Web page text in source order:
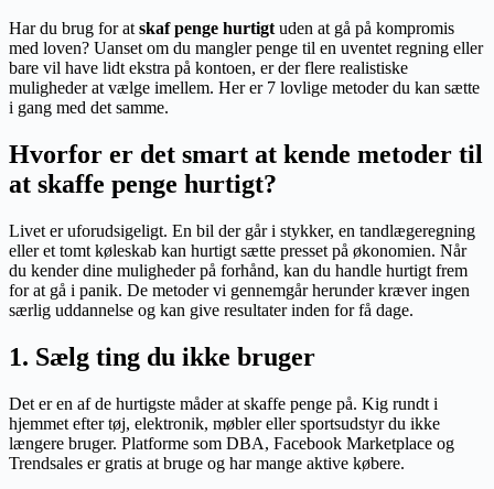
Har du brug for at skaf penge hurtigt uden at gå på kompromis
med loven? Uanset om du mangler penge til en uventet regning eller
bare vil have lidt ekstra på kontoen, er der flere realistiske
muligheder at vælge imellem. Her er 7 lovlige metoder du kan sætte
i gang med det samme.
Hvorfor er det smart at kende metoder til
at skaffe penge hurtigt?
Livet er uforudsigeligt. En bil der går i stykker, en tandlægeregning
eller et tomt køleskab kan hurtigt sætte presset på økonomien. Når
du kender dine muligheder på forhånd, kan du handle hurtigt frem
for at gå i panik. De metoder vi gennemgår herunder kræver ingen
særlig uddannelse og kan give resultater inden for få dage.
1. Sælg ting du ikke bruger
Det er en af de hurtigste måder at skaffe penge på. Kig rundt i
hjemmet efter tøj, elektronik, møbler eller sportsudstyr du ikke
længere bruger. Platforme som DBA, Facebook Marketplace og
Trendsales er gratis at bruge og har mange aktive købere.